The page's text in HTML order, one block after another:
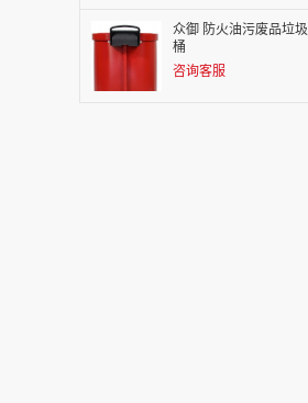
众御 防火油污废品垃圾
桶
咨询客服